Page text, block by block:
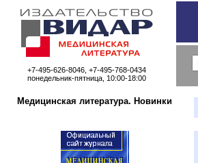
+7-495-626-8046, +7-495-768-0434
понедельник-пятница, 10:00-18:00
Медицинская литература. Новинки